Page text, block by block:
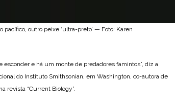
outro peixe ‘ultra-preto’ — Foto: Karen
esconder e há um monte de predadores famintos”, diz a
do Instituto Smithsonian, em Washington, co-autora de
revista “Current Biology”.